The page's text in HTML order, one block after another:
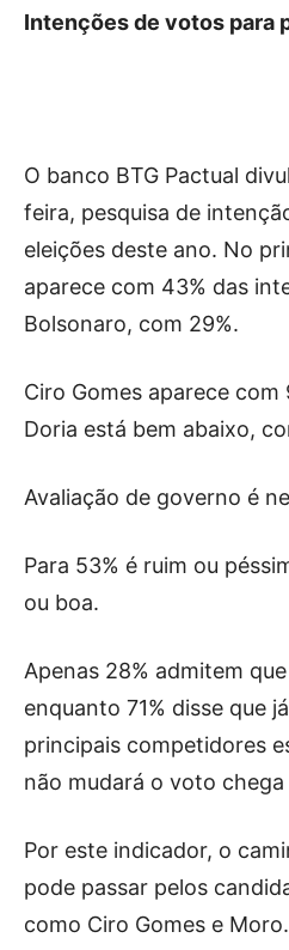
Intenções de votos para
O banco BTG Pactual
feira, pesquisa de
eleições deste ano. No
aparece com 43% das
Bolsonaro, com 29%.
Ciro Gomes aparece com
Doria está bem abaixo,
Avaliação de governo é
Para 53% é ruim ou
ou boa.
Apenas 28% admitem
enquanto 71% disse que
principais competidores
não mudará o voto chega
Por este indicador, o
pode passar pelos
como Ciro Gomes e